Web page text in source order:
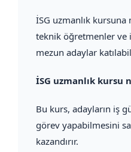
İSG uzmanlık
teknik öğretmenler
mezun adaylar
İSG uzmanlık kursu
Bu kurs, adayların iş
görev yapabilmesini
kazandırır.